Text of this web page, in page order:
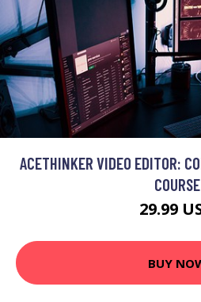
ACETHINKER VIDEO EDITOR:
COURSE
29.99
BUY